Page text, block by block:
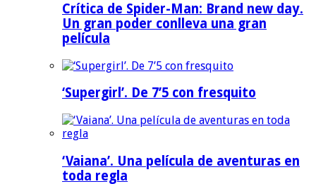
Crítica de Spider-Man: Brand new day.
Un gran poder conlleva una gran
película
‘Supergirl’. De 7’5 con fresquito
‘Vaiana’. Una película de aventuras en
toda regla